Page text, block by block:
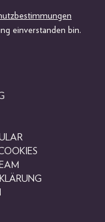
einverstanden bin.